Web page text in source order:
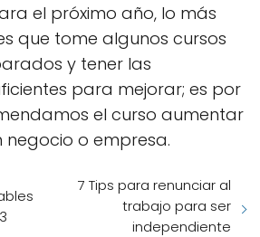
el próximo año, lo más
que tome algunos cursos
y tener las
para mejorar; es por
el curso aumentar
negocio o empresa.
7 Tips para renunciar al
trabajo para ser
independiente